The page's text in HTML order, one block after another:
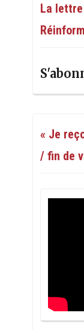
La
« Je
/ fin de